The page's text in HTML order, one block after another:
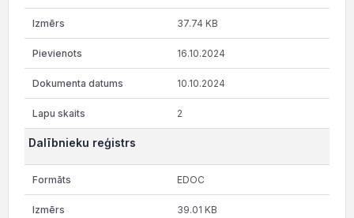
37.74 KB
16.10.2024
10.10.2024
2
Dalībnieku reģistrs
EDOC
39.01 KB